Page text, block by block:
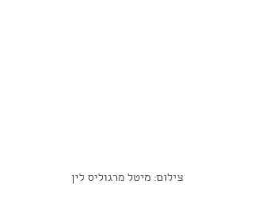
צילום: מיטל מרגוליס לין